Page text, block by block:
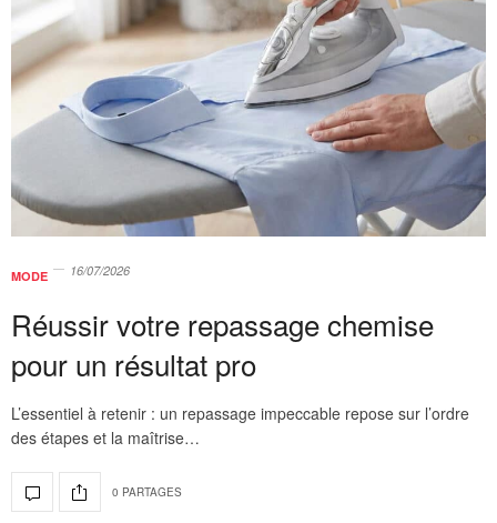
MODE 16/07/2026
Réussir votre repassage chemise
pour un résultat pro
L’essentiel à retenir : un repassage impeccable repose sur l’ordre
des étapes et la maîtrise…
0 PARTAGES